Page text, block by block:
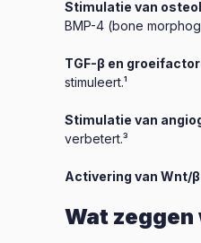
Stimulatie van
BMP-4 (bone
TGF-β en
stimuleert.¹
Stimulatie van
verbetert.³
Activering van Wnt/
Wat